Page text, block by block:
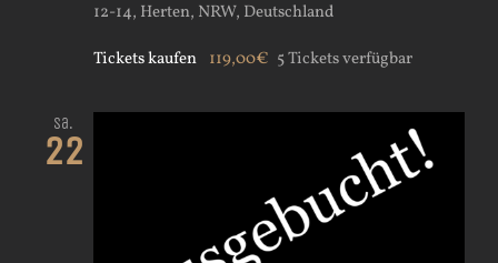
12-14, Herten, NRW, Deutschland
Tickets kaufen 119,00€ 5 Tickets verfügbar
Sa.
22